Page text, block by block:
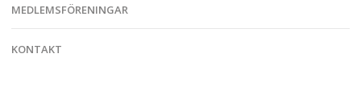
MEDLEMSFÖRENINGAR
KONTAKT